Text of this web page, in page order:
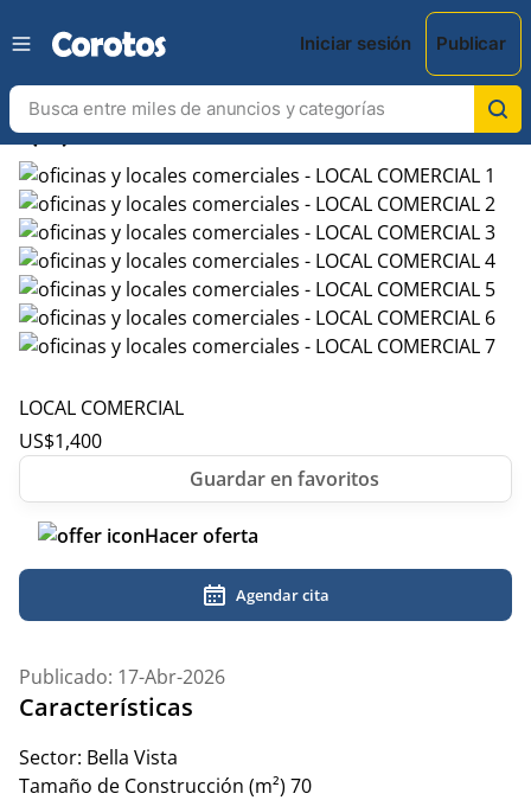
Iniciar sesión Publicar
chevron_leftchevron_right
LOCAL COMERCIAL
US$1,400
Hacer oferta
Agendar cita
Publicado: 17-Abr-2026
Características
Sector: Bella Vista
Tamaño de Construcción (m²) 70